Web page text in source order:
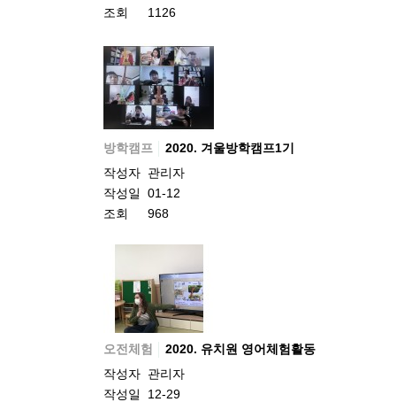
조회
1126
방학캠프
2020. 겨울방학캠프1기
작성자 관리자
작성일
01-12
조회
968
오전체험
2020. 유치원 영어체험활동
작성자 관리자
작성일
12-29